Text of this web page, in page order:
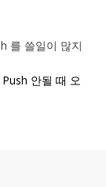
를 쓸일이 많지
안될 때 오